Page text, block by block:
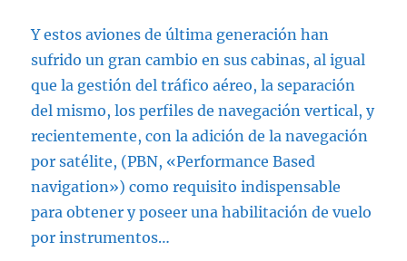
Y estos aviones de última generación han
sufrido un gran cambio en sus cabinas, al igual
que la gestión del tráfico aéreo, la separación
del mismo, los perfiles de navegación vertical, y
recientemente, con la adición de la navegación
por satélite, (PBN, «Performance Based
navigation») como requisito indispensable
para obtener y poseer una habilitación de vuelo
por instrumentos…